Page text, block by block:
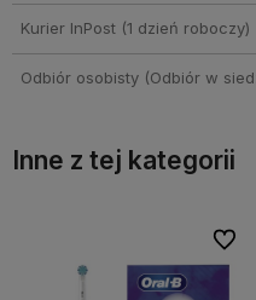
Kurier InPost(1 dzień roboczy)
Odbiór osobisty(Odbiór w
Inne z tej kategorii
Do
Do